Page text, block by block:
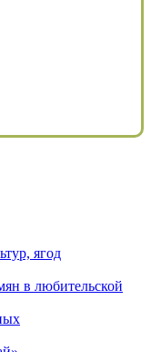
ягод
в любительской